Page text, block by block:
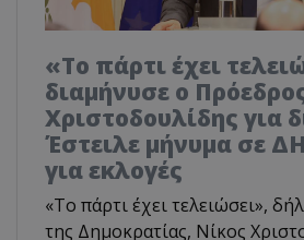
«Το πάρτι έχει
διαμήνυσε ο
Χριστοδουλίδης για
Έστειλε μήνυμα σε
για εκλογές
«Το πάρτι έχει τελειώσει»,
της Δημοκρατίας, Νίκος